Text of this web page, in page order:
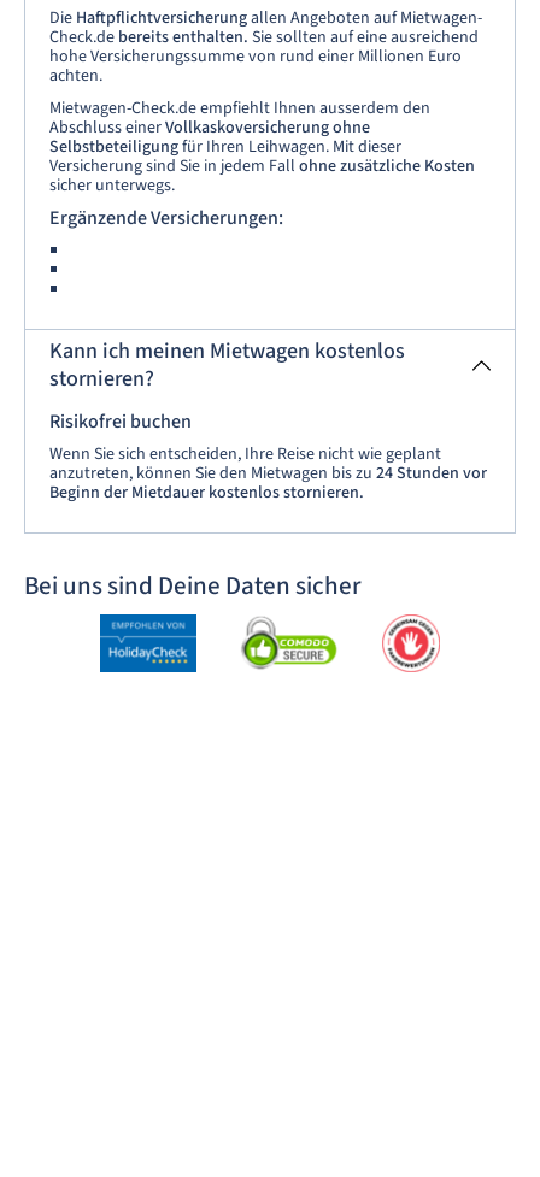
Die Haftpflichtversicherungallen Angeboten auf Mietwagen-
Check.de bereits enthalten. Sie sollten auf eine ausreichend
hohe Versicherungssumme von rund einer Millionen Euro
achten.
Mietwagen-Check.de empfiehlt Ihnen ausserdem den
Abschluss einerVollkaskoversicherung ohne
Selbstbeteiligungfür Ihren Leihwagen. Mit dieser
Versicherung sind Sie in jedem Fall ohne zusätzliche Kosten
sicher unterwegs.
Ergänzende Versicherungen:
Kann ich meinen Mietwagen kostenlos
stornieren?
Risikofrei buchen
Wenn Sie sich entscheiden, Ihre Reise nicht wie geplant
anzutreten, können Sie den Mietwagen bis zu 24 Stunden vor
Beginn der Mietdauer kostenlos stornieren.
Bei uns sind Deine Daten sicher